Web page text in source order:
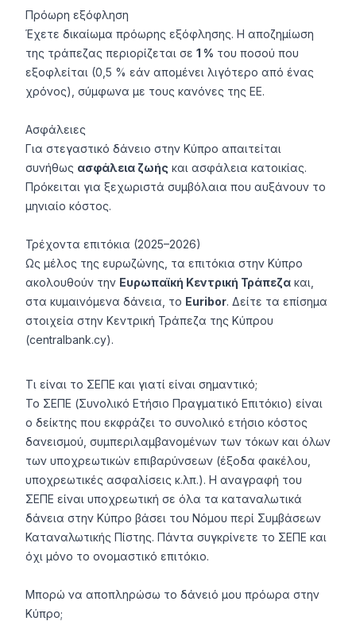
Πρόωρη εξόφληση
Έχετε δικαίωμα πρόωρης εξόφλησης. Η αποζημίωση
της τράπεζας περιορίζεται σε 1 % του ποσού που
εξοφλείται (0,5 % εάν απομένει λιγότερο από ένας
χρόνος), σύμφωνα με τους κανόνες της ΕΕ.
Ασφάλειες
Για στεγαστικό δάνειο στην Κύπρο απαιτείται
συνήθως ασφάλεια ζωής και ασφάλεια κατοικίας.
Πρόκειται για ξεχωριστά συμβόλαια που αυξάνουν το
μηνιαίο κόστος.
Τρέχοντα επιτόκια (2025–2026)
Ως μέλος της ευρωζώνης, τα επιτόκια στην Κύπρο
ακολουθούν την Ευρωπαϊκή Κεντρική Τράπεζα και,
στα κυμαινόμενα δάνεια, το Euribor. Δείτε τα επίσημα
στοιχεία στην Κεντρική Τράπεζα της Κύπρου
(centralbank.cy).
Τι είναι το ΣΕΠΕ και γιατί είναι σημαντικό;
Το ΣΕΠΕ (Συνολικό Ετήσιο Πραγματικό Επιτόκιο) είναι
ο δείκτης που εκφράζει το συνολικό ετήσιο κόστος
δανεισμού, συμπεριλαμβανομένων των τόκων και όλων
των υποχρεωτικών επιβαρύνσεων (έξοδα φακέλου,
υποχρεωτικές ασφαλίσεις κ.λπ.). Η αναγραφή του
ΣΕΠΕ είναι υποχρεωτική σε όλα τα καταναλωτικά
δάνεια στην Κύπρο βάσει του Νόμου περί Συμβάσεων
Καταναλωτικής Πίστης. Πάντα συγκρίνετε το ΣΕΠΕ και
όχι μόνο το ονομαστικό επιτόκιο.
Μπορώ να αποπληρώσω το δάνειό μου πρόωρα στην
Κύπρο;